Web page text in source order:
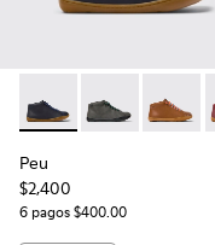
Peu - 90019-096 -
Peu - 90019-
Peu -
Peu
$2,400
6 pagos $400.00